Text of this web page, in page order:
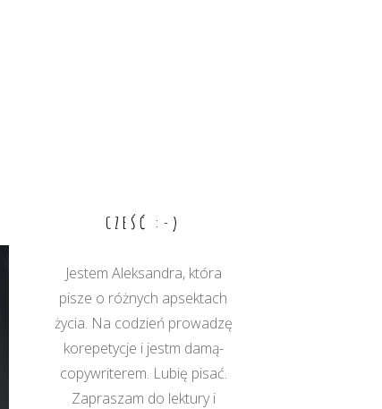
CZEŚĆ :-)
Jestem Aleksandra, która
pisze o różnych apsektach
życia. Na codzień prowadzę
korepetycje i jestm damą-
copywriterem. Lubię pisać.
Zapraszam do lektury i